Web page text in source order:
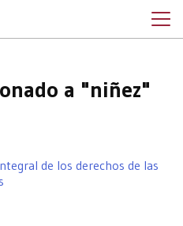
a "niñez"
de los derechos de las